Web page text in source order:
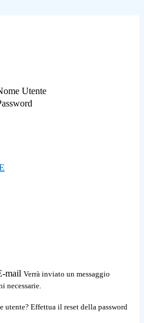
Utente
mail Verrà inviato un messaggio
necessarie.
utente? Effettua il reset della password